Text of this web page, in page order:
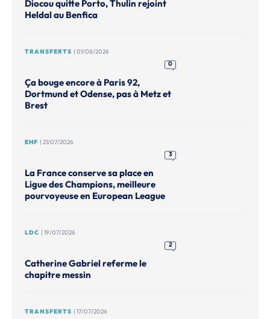
Diocou quitte Porto, Thulin rejoint
Heldal au Benfica
TRANSFERTS | 01/08/2026
0
Ça bouge encore à Paris 92,
Dortmund et Odense, pas à Metz et
Brest
EHF | 21/07/2026
3
La France conserve sa place en
Ligue des Champions, meilleure
pourvoyeuse en European League
LDC | 19/07/2026
2
Catherine Gabriel referme le
chapitre messin
TRANSFERTS | 17/07/2026